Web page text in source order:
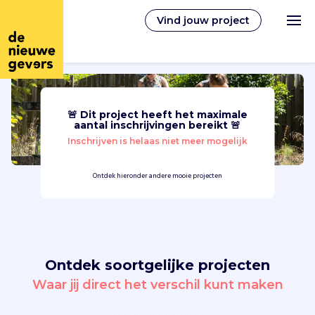
Vind jouw project
Nederlands
Vrijwilligerswerk
Inloggen
🚨 Dit project heeft het maximale
aantal inschrijvingen bereikt 🚨
Inschrijven is helaas niet meer mogelijk
Ontdek hieronder andere mooie projecten
Ontdek soortgelijke projecten
Waar jij direct het verschil kunt maken